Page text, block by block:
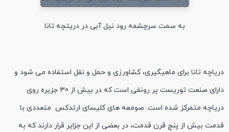
به سمت سرچشمه رود نیل آبی در دریتچه تانا
دریاچه تانا برای ماهیگیری، کشاورزی و حمل و نقل استفاده می شود و
دارای صنعت توریست پر رونقی است که در بیش از 30 جزیره روی
دریاچه متمرکز شده است. صومعه های کلیسای ارتدکس متعددی با
قدمت بیش از پنج قرن قدمت، در بعضی از این جزایر قرار دارند که به